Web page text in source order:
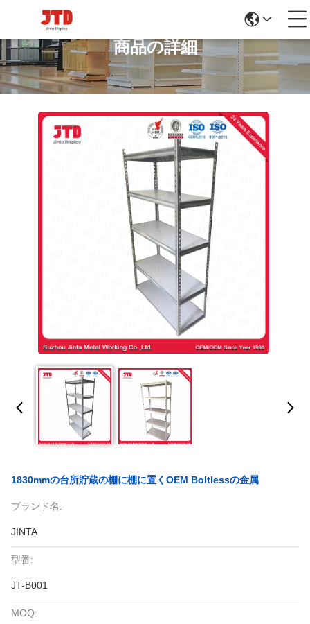
商品の詳細
1830mmの台所貯蔵の棚に棚に置くOEM Boltlessの金属
ブランド名:
JINTA
型番:
JT-B001
MOQ: